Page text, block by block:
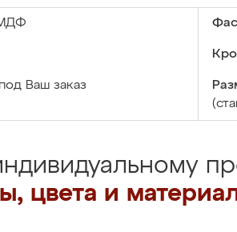
Ваш заказ
цвета и